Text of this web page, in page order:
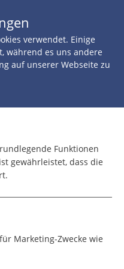
ROTE
der
verwendet. Einige
während es uns andere
auf unserer Webseite zu
Funktionen
gewährleistet, dass die
Marketing-Zwecke wie